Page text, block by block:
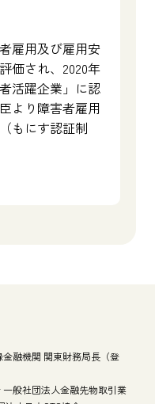
雇用及び雇用安
価され、2020年
活躍企業」に認
より障害者雇用
もにす認証制
融機関 関東財務局長（登
般社団法人金融先物取引業